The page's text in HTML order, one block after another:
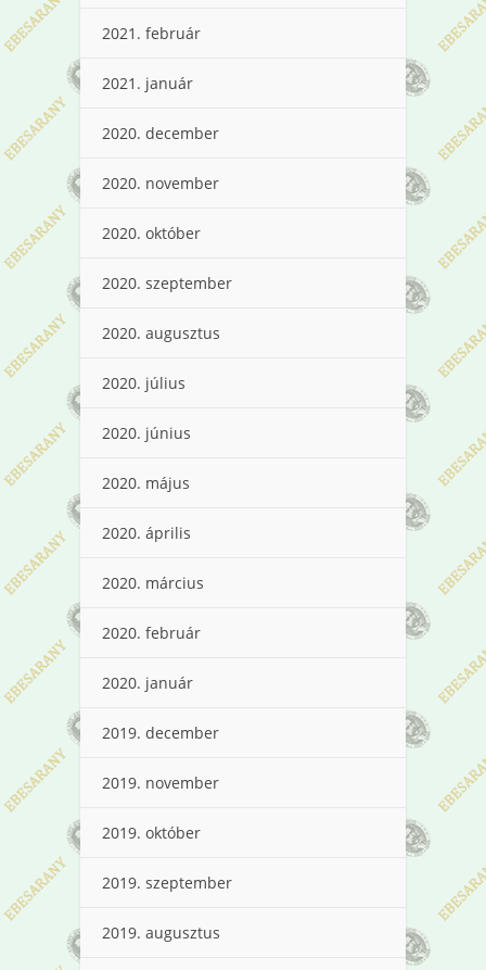
2021. február
2021. január
2020. december
2020. november
2020. október
2020. szeptember
2020. augusztus
2020. július
2020. június
2020. május
2020. április
2020. március
2020. február
2020. január
2019. december
2019. november
2019. október
2019. szeptember
2019. augusztus